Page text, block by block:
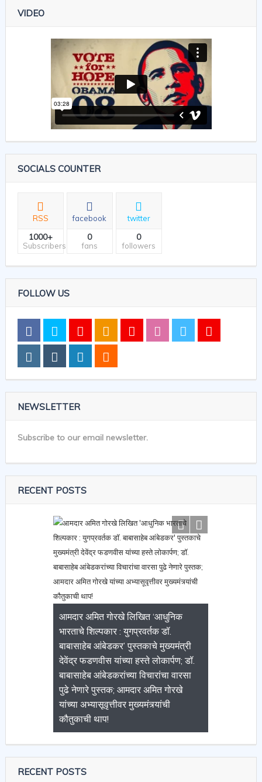
VIDEO
SOCIALS COUNTER
RSS
1000+
Subscribers
facebook
0
fans
twitter
0
followers
FOLLOW US
NEWSLETTER
Subscribe to our email newsletter.
RECENT POSTS
आमदार अमित गोरखे लिखित ‘आधुनिक
भारताचे शिल्पकार : युगप्रवर्तक डॉ.
बाबासाहेब आंबेडकर’ पुस्तकाचे मुख्यमंत्री
देवेंद्र फडणवीस यांच्या हस्ते लोकार्पण; डॉ.
बाबासाहेब आंबेडकरांच्या विचारांचा वारसा
पुढे नेणारे पुस्तक; आमदार अमित गोरखे
यांच्या अभ्यासूवृत्तीवर मुख्यमंत्र्यांची
कौतुकाची थाप!
RECENT POSTS